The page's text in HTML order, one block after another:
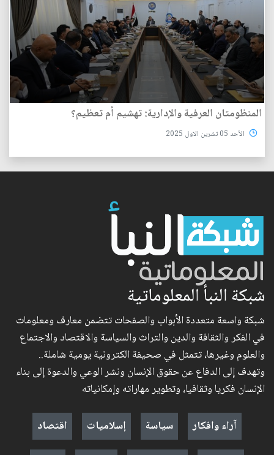
المنظومتان العرفية والإدارية: تهشيم أم تعظيم؟
الأحد 05 تشرين الاول 2025
شبكة النبأ المعلوماتية
شبكة واسعة متعددة الأبواب والصفحات تتضمن معارف ومعلومات
في الفكر والثقافة والدين والتراث والسياسة والاقتصاد والاجتماع
والعلوم وغيرها، تتمثل في صحيفة الكترونية يومية شاملة..
وتهدف إلى الدفاع عن حقوق الإنسان ونشر الوعي والدعوة إلى بناء
الإنسان فكريا وثقافيا، وتطوير مهاراته وإمكانياته
آراء وافكار
سياسة إسلاميات
اقتصاد